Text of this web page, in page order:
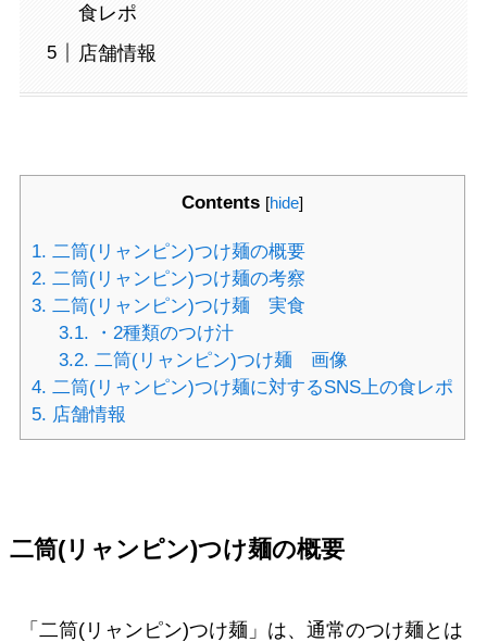
食レポ
店舗情報
Contents [hide]
1. 二筒(リャンピン)つけ麺の概要
2. 二筒(リャンピン)つけ麺の考察
3. 二筒(リャンピン)つけ麺 実食
3.1. ・2種類のつけ汁
3.2. 二筒(リャンピン)つけ麺 画像
4. 二筒(リャンピン)つけ麺に対するSNS上の食レポ
5. 店舗情報
二筒(リャンピン)つけ麺の概要
「二筒(リャンピン)つけ麺」は、通常のつけ麺とは